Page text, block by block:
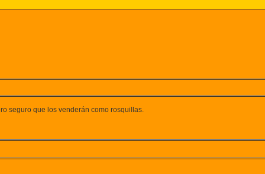
seguro que los venderán como rosquillas.